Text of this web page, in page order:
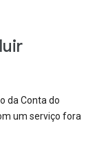
da Conta do
um serviço fora